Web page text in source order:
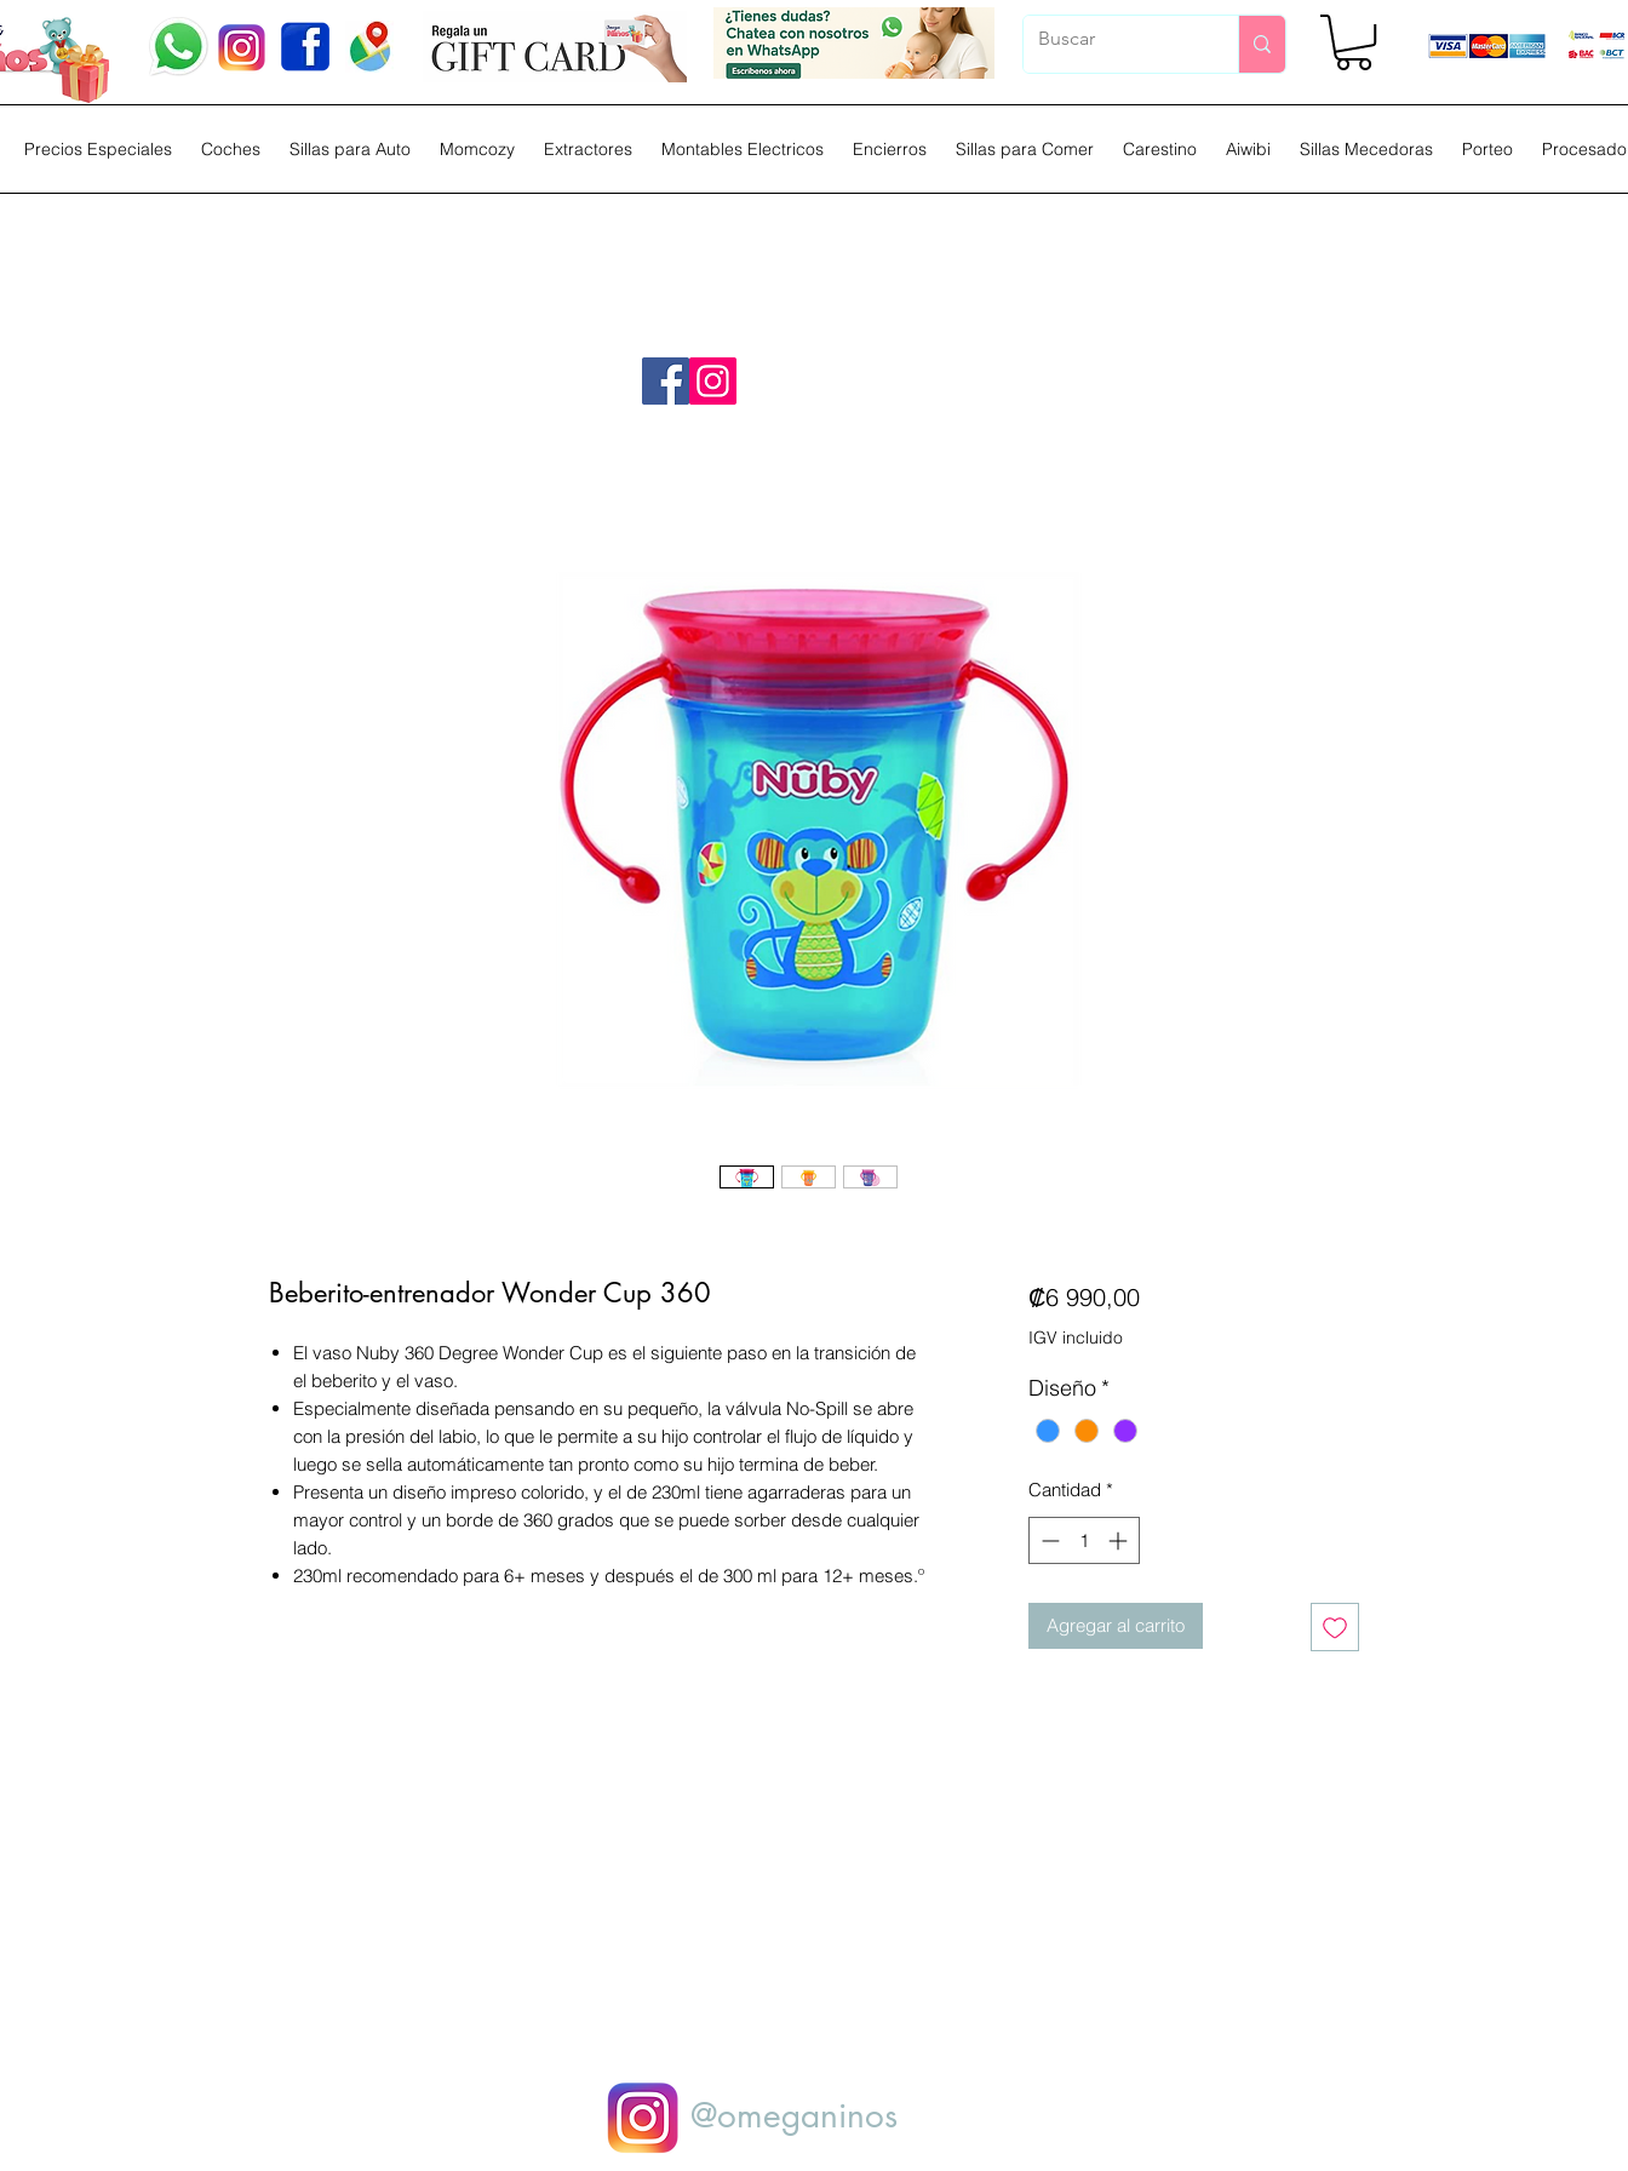
Precios Especiales Coches Sillas para Auto Momcozy Extractores Montables Electricos Encierros Sillas para Comer Carestino Aiwibi Sillas Mecedoras Porteo
Beberito-entrenador Wonder Cup 360
El vaso Nuby 360 Degree Wonder Cup es el siguiente paso en la transición de
el beberito y el vaso.
Especialmente diseñada pensando en su pequeño, la válvula No-Spill se abre
con la presión del labio, lo que le permite a su hijo controlar el flujo de líquido y
luego se sella automáticamente tan pronto como su hijo termina de beber.
Presenta un diseño impreso colorido, y el de 230ml tiene agarraderas para un
mayor control y un borde de 360 grados que se puede sorber desde cualquier
lado.
230ml recomendado para 6+ meses y después el de 300 ml para 12+ meses.º
₡6 990,00Precio
IGV incluido
Diseño *
Cantidad *
Agregar al carrito
@omeganinos